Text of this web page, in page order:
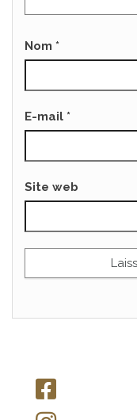
Nom *
E-mail *
Site web